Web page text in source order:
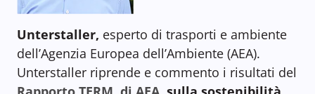
Unterstaller, esperto di trasporti e ambiente
dell’Agenzia Europea dell’Ambiente (AEA).
Unterstaller riprende e commento i risultati del